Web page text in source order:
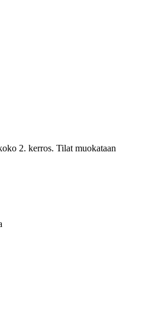
2. kerros. Tilat muokataan